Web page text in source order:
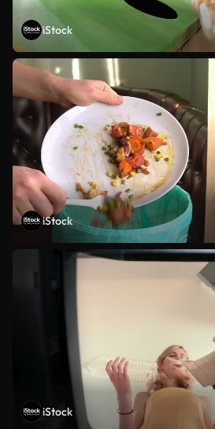
iStock
iStock
iStock